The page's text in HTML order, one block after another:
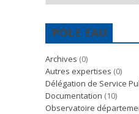
POLE EAU
Archives (0)
Autres expertises (0)
Délégation de Service
Documentation (10)
Observatoire